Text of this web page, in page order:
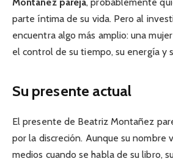
Montañez pareja, probablemente
parte íntima de su vida. Pero al
encuentra algo más amplio: una
el control de su tiempo, su energía y
Su presente actual
El presente de Beatriz Montañez
por la discreción. Aunque su nombre
medios cuando se habla de su libro,